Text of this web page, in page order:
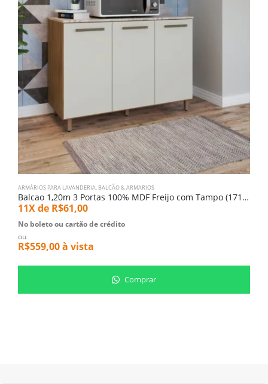
ARMÁRIOS PARA LAVANDERIA, BALCÃO & ARMARIOS
Balcao 1,20m 3 Portas 100% MDF Freijo com Tampo (1716-3242)
11X de R$61,00
No boleto ou cartão de crédito
ou
R$559,00à vista
Comprar